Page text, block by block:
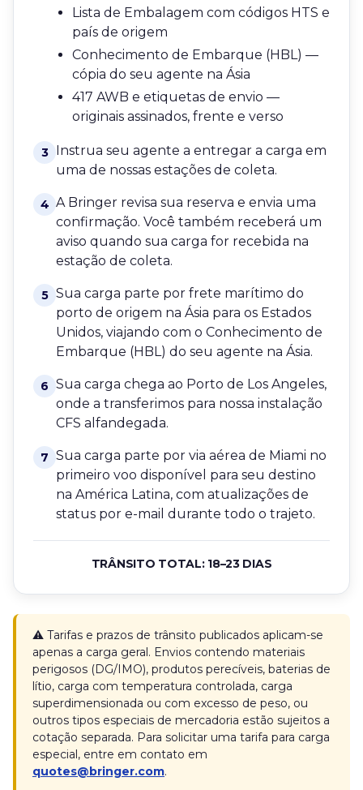
Lista de Embalagem com códigos HTS e
país de origem
Conhecimento de Embarque (HBL) —
cópia do seu agente na Ásia
417 AWB e etiquetas de envio —
originais assinados, frente e verso
3
Instrua seu agente a entregar a carga em
uma de nossas estações de coleta.
4 A Bringer revisa sua reserva e envia uma
confirmação. Você também receberá um
aviso quando sua carga for recebida na
estação de coleta.
5 Sua carga parte por frete marítimo do
porto de origem na Ásia para os Estados
Unidos, viajando com o Conhecimento de
Embarque (HBL) do seu agente na Ásia.
6 Sua carga chega ao Porto de Los Angeles,
onde a transferimos para nossa instalação
CFS alfandegada.
7 Sua carga parte por via aérea de Miami no
primeiro voo disponível para seu destino
na América Latina, com atualizações de
status por e-mail durante todo o trajeto.
TRÂNSITO TOTAL: 18–23 DIAS
⚠️ Tarifas e prazos de trânsito publicados aplicam-se
apenas a carga geral. Envios contendo materiais
perigosos (DG/IMO), produtos perecíveis, baterias de
lítio, carga com temperatura controlada, carga
superdimensionada ou com excesso de peso, ou
outros tipos especiais de mercadoria estão sujeitos a
cotação separada. Para solicitar uma tarifa para carga
especial, entre em contato em
quotes@bringer.com.